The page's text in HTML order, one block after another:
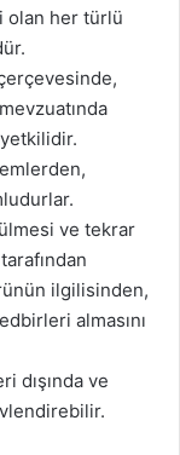
olan her türlü
ve tekrar
ilgilisinden,
almasını
dışında ve